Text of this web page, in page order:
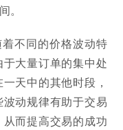
。
不同的价格波动特
大量订单的集中处
天中的其他时段，
动规律有助于交易
而提高交易的成功